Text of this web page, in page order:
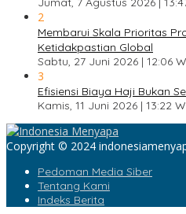
2
Membarui Skala Prioritas
Ketidakpastian Global
Sabtu, 27 Juni 2026 | 12:06
3
Efisiensi Biaya Haji Bukan
Kamis, 11 Juni 2026 | 13:22
Copyright © 2024
Pedoman Media Siber
Tentang Kami
Indeks Berita